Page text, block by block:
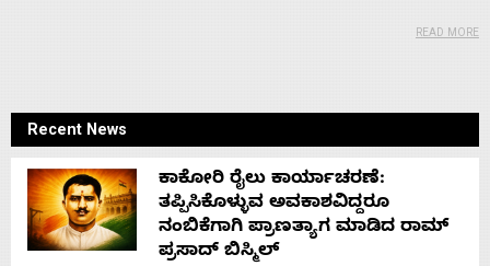
About
Us
READ MORE
Recent News
ಕಾಕೋರಿ ರೈಲು ಕಾರ್ಯಾಚರಣೆ:
ತಪ್ಪಿಸಿಕೊಳ್ಳುವ ಅವಕಾಶವಿದ್ದರೂ
ನಂಬಿಕೆಗಾಗಿ ಪ್ರಾಣತ್ಯಾಗ ಮಾಡಿದ ರಾಮ್
ಪ್ರಸಾದ್ ಬಿಸ್ಮಿಲ್